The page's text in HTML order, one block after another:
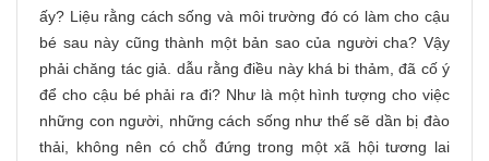
ấy? Liệu rằng cách sống và môi trường đó có làm cho cậu
bé sau này cũng thành một bản sao của người cha? Vậy
phải chăng tác giả. dẫu rằng điều này khá bi thảm, đã cố ý
để cho cậu bé phải ra đi? Như là một hình tượng cho việc
những con người, những cách sống như thế sẽ dần bị đào
thải, không nên có chỗ đứng trong một xã hội tương lai